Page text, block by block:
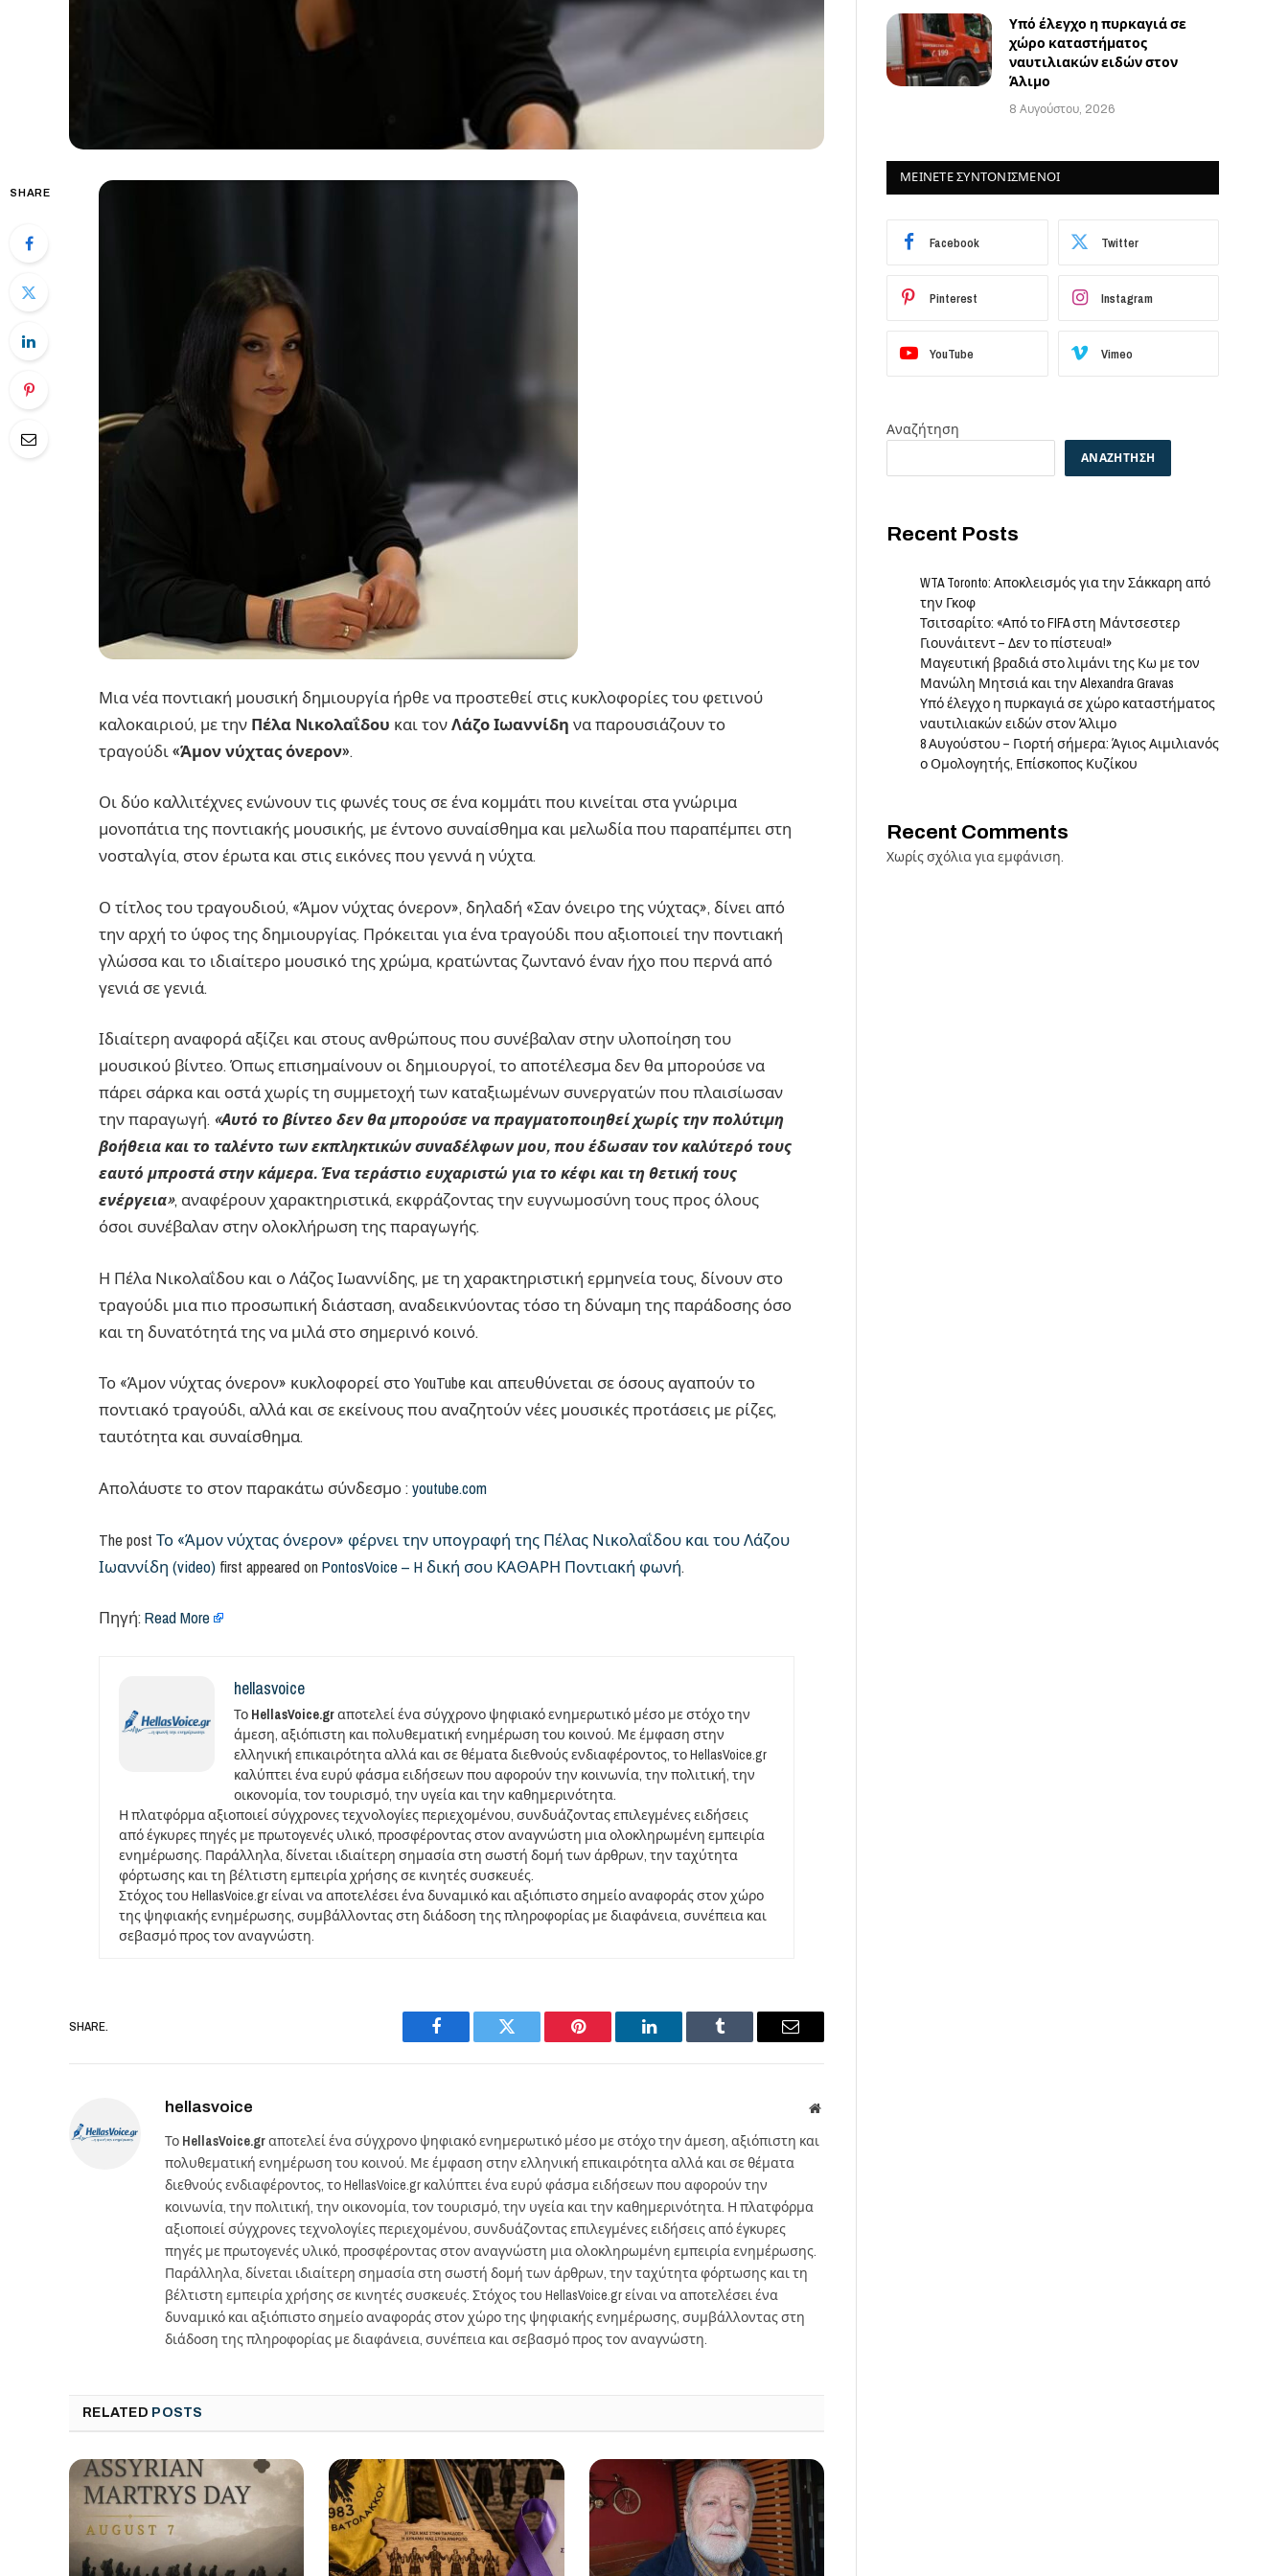
SHARE
Μια νέα ποντιακή μουσική δημιουργία ήρθε να προστεθεί στις κυκλοφορίες του φετινού
καλοκαιριού, με την Πέλα Νικολαΐδου και τονΛάζο Ιωαννίδη να παρουσιάζουν το
τραγούδι«Άμον νύχτας όνερον».
Οι δύο καλλιτέχνες ενώνουν τις φωνές τους σε ένα κομμάτι που κινείται στα γνώριμα
μονοπάτια της ποντιακής μουσικής, με έντονο συναίσθημα και μελωδία που παραπέμπει στη
νοσταλγία, στον έρωτα και στις εικόνες που γεννά η νύχτα.
Ο τίτλος του τραγουδιού, «Άμον νύχτας όνερον», δηλαδή «Σαν όνειρο της νύχτας», δίνει από
την αρχή το ύφος της δημιουργίας. Πρόκειται για ένα τραγούδι που αξιοποιεί την ποντιακή
γλώσσα και το ιδιαίτερο μουσικό της χρώμα, κρατώντας ζωντανό έναν ήχο που περνά από
γενιά σε γενιά.
Ιδιαίτερη αναφορά αξίζει και στους ανθρώπους που συνέβαλαν στην υλοποίηση του
μουσικού βίντεο. Όπως επισημαίνουν οι δημιουργοί, το αποτέλεσμα δεν θα μπορούσε να
πάρει σάρκα και οστά χωρίς τη συμμετοχή των καταξιωμένων συνεργατών που πλαισίωσαν
την παραγωγή. «Αυτό το βίντεο δεν θα μπορούσε να πραγματοποιηθεί χωρίς την πολύτιμη
βοήθεια και το ταλέντο των εκπληκτικών συναδέλφων μου, που έδωσαν τον καλύτερό τους
εαυτό μπροστά στην κάμερα. Ένα τεράστιο ευχαριστώ για το κέφι και τη θετική τους
ενέργεια», αναφέρουν χαρακτηριστικά, εκφράζοντας την ευγνωμοσύνη τους προς όλους
όσοι συνέβαλαν στην ολοκλήρωση της παραγωγής.
Η Πέλα Νικολαΐδου και ο Λάζος Ιωαννίδης, με τη χαρακτηριστική ερμηνεία τους, δίνουν στο
τραγούδι μια πιο προσωπική διάσταση, αναδεικνύοντας τόσο τη δύναμη της παράδοσης όσο
και τη δυνατότητά της να μιλά στο σημερινό κοινό.
Το «Άμον νύχτας όνερον» κυκλοφορεί στο YouTube και απευθύνεται σε όσους αγαπούν το
ποντιακό τραγούδι, αλλά και σε εκείνους που αναζητούν νέες μουσικές προτάσεις με ρίζες,
ταυτότητα και συναίσθημα.
Απολάυστε το στον παρακάτω σύνδεσμο :youtube.com
The post Το «Άμον νύχτας όνερον» φέρνει την υπογραφή της Πέλας Νικολαΐδου και του Λάζου
Ιωαννίδη (video) first appeared on PontosVoice – H δική σου ΚΑΘΑΡΗ Ποντιακή φωνή.
Πηγή:Read More
hellasvoice
Το HellasVoice.grαποτελεί ένα σύγχρονο ψηφιακό ενημερωτικό μέσο με στόχο την
άμεση, αξιόπιστη και πολυθεματική ενημέρωση του κοινού. Με έμφαση στην
ελληνική επικαιρότητα αλλά και σε θέματα διεθνούς ενδιαφέροντος, το HellasVoice.gr
καλύπτει ένα ευρύ φάσμα ειδήσεων που αφορούν την κοινωνία, την πολιτική, την
οικονομία, τον τουρισμό, την υγεία και την καθημερινότητα.
Η πλατφόρμα αξιοποιεί σύγχρονες τεχνολογίες περιεχομένου, συνδυάζοντας επιλεγμένες ειδήσεις
από έγκυρες πηγές με πρωτογενές υλικό, προσφέροντας στον αναγνώστη μια ολοκληρωμένη εμπειρία
ενημέρωσης. Παράλληλα, δίνεται ιδιαίτερη σημασία στη σωστή δομή των άρθρων, την ταχύτητα
φόρτωσης και τη βέλτιστη εμπειρία χρήσης σε κινητές συσκευές.
Στόχος του HellasVoice.gr είναι να αποτελέσει ένα δυναμικό και αξιόπιστο σημείο αναφοράς στον χώρο
της ψηφιακής ενημέρωσης, συμβάλλοντας στη διάδοση της πληροφορίας με διαφάνεια, συνέπεια και
σεβασμό προς τον αναγνώστη.
SHARE.
Facebook Twitter Pinterest LinkedIn Tumblr Email
hellasvoice Website
Το HellasVoice.grαποτελεί ένα σύγχρονο ψηφιακό ενημερωτικό μέσο με στόχο την άμεση, αξιόπιστη και
πολυθεματική ενημέρωση του κοινού. Με έμφαση στην ελληνική επικαιρότητα αλλά και σε θέματα
διεθνούς ενδιαφέροντος, το HellasVoice.gr καλύπτει ένα ευρύ φάσμα ειδήσεων που αφορούν την
κοινωνία, την πολιτική, την οικονομία, τον τουρισμό, την υγεία και την καθημερινότητα. Η πλατφόρμα
αξιοποιεί σύγχρονες τεχνολογίες περιεχομένου, συνδυάζοντας επιλεγμένες ειδήσεις από έγκυρες
πηγές με πρωτογενές υλικό, προσφέροντας στον αναγνώστη μια ολοκληρωμένη εμπειρία ενημέρωσης.
Παράλληλα, δίνεται ιδιαίτερη σημασία στη σωστή δομή των άρθρων, την ταχύτητα φόρτωσης και τη
βέλτιστη εμπειρία χρήσης σε κινητές συσκευές. Στόχος του HellasVoice.gr είναι να αποτελέσει ένα
δυναμικό και αξιόπιστο σημείο αναφοράς στον χώρο της ψηφιακής ενημέρωσης, συμβάλλοντας στη
διάδοση της πληροφορίας με διαφάνεια, συνέπεια και σεβασμό προς τον αναγνώστη.
RELATED POSTS
Υπό έλεγχο η πυρκαγιά σε
χώρο καταστήματος
ναυτιλιακών ειδών στον
Άλιμο
8 Αυγούστου, 2026
ΜΕΙΝΕΤΕ ΣΥΝΤΟΝΙΣΜΕΝΟΙ
Facebook Twitter
Pinterest Instagram
YouTube Vimeo
Αναζήτηση
ΑΝΑΖΉΤΗΣΗ
Recent Posts
WTA Toronto: Αποκλεισμός για την Σάκκαρη από
την Γκοφ
Τσιτσαρίτο: «Από το FIFA στη Μάντσεστερ
Γιουνάιτεντ – Δεν το πίστευα!»
Μαγευτική βραδιά στο λιμάνι της Κω με τον
Μανώλη Μητσιά και την Alexandra Gravas
Υπό έλεγχο η πυρκαγιά σε χώρο καταστήματος
ναυτιλιακών ειδών στον Άλιμο
8 Αυγούστου – Γιορτή σήμερα: Άγιος Αιμιλιανός
ο Ομολογητής, Επίσκοπος Κυζίκου
Recent Comments
Χωρίς σχόλια για εμφάνιση.